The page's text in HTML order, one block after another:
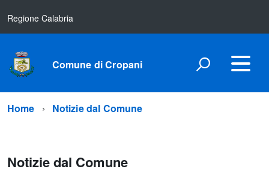
Regione Calabria
Comune di Cropani
Home Notizie dal Comune
Notizie dal Comune